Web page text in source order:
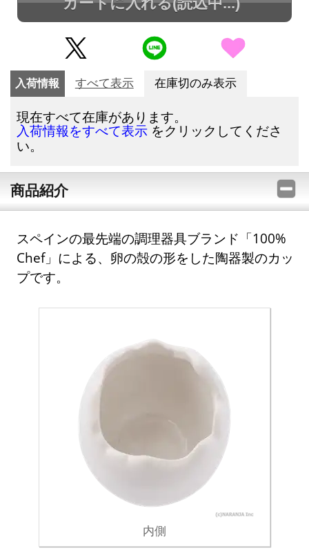
入荷情報 すべて表示 在庫切のみ表示
現在すべて在庫があります。
入荷情報をすべて表示 をクリックしてくださ
い。
商品紹介
スペインの最先端の調理器具ブランド「100%
Chef」による、卵の殻の形をした陶器製のカッ
プです。
内側